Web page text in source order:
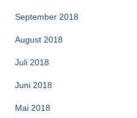
September 2018
August 2018
Juli 2018
Juni 2018
Mai 2018